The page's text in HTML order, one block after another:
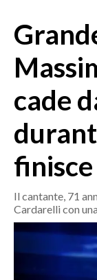
MEDIO
ORISTANO E
SASSARI E
GALLURA
NUORO E
OGLIASTRA
AGENDA
ITALIA
MONDO
cade
Il cantante, 71
Cardarelli con